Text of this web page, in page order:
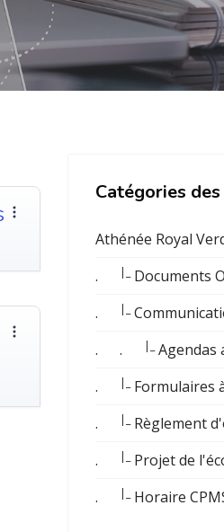
Catégories
Athénée Royal
.
|_ Documents
.
|_
. .
|_ Agendas
.
|_ Formulaires
.
|_ Règlement
.
|_ Projet de
.
|_ Horaire